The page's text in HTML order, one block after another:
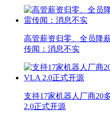
高管薪资归零、全员降
传闻：消息不实
支持17家机器人厂商20
2.0正式开源